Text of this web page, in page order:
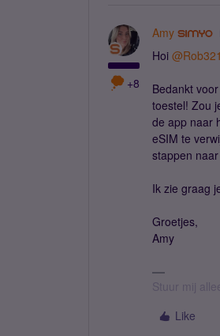
+8
Amy
Hoi
Bedankt
toestel! Zou
de app naar
eSIM te
stappen
Ik zie graag
Groetjes,
Amy
Stuur mij
Like